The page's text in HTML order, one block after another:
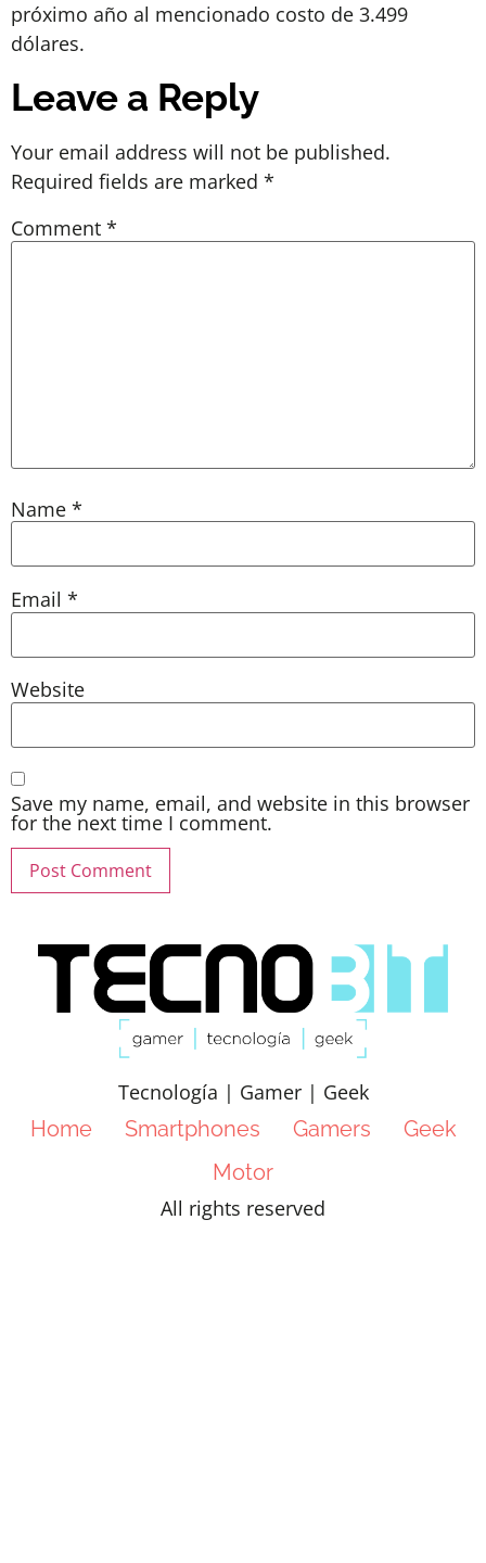
próximo año al mencionado costo de 3.499
dólares.
Leave a Reply
Your email address will not be published.
Required fields are marked *
Comment *
Name *
Email *
Website
Save my name, email, and website in this browser
for the next time I comment.
Tecnología | Gamer | Geek
Home
Smartphones Gamers
Geek
Motor
All rights reserved